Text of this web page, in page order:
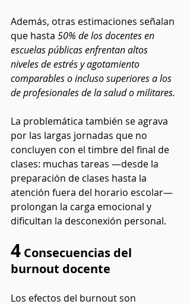
Además, otras estimaciones señalan
que hasta 50% de los docentes en
escuelas públicas enfrentan altos
niveles de estrés y agotamiento
comparables o incluso superiores a los
de profesionales de la salud o militares.
La problemática también se agrava
por las largas jornadas que no
concluyen con el timbre del final de
clases: muchas tareas —desde la
preparación de clases hasta la
atención fuera del horario escolar—
prolongan la carga emocional y
dificultan la desconexión personal.
4 Consecuencias del
burnout docente
Los efectos del burnout son